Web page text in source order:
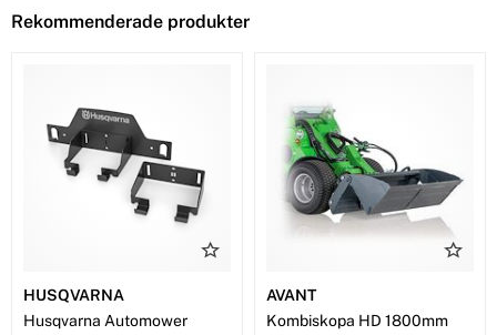
Rekommenderade produkter
HUSQVARNA
Husqvarna Automower
AVANT
Kombiskopa HD 1800mm